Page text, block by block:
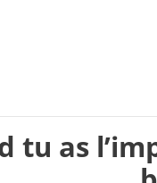
tu as